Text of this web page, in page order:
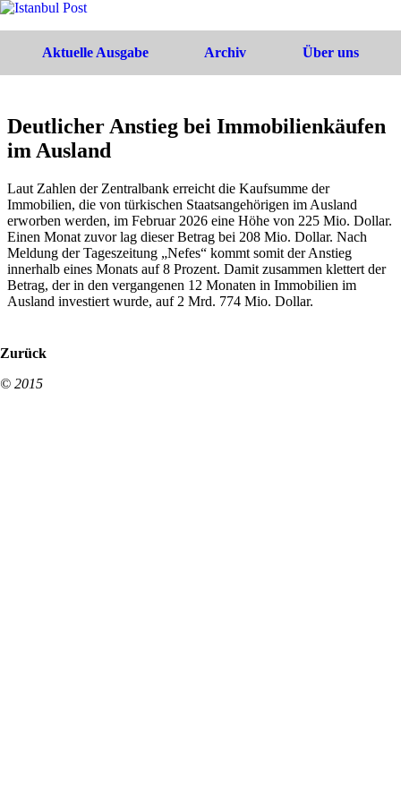
Aktuelle Ausgabe Archiv Über uns
Deutlicher Anstieg bei Immobilienkäufen
im Ausland
Laut Zahlen der Zentralbank erreicht die Kaufsumme der
Immobilien, die von türkischen Staatsangehörigen im Ausland
erworben werden, im Februar 2026 eine Höhe von 225 Mio. Dollar.
Einen Monat zuvor lag dieser Betrag bei 208 Mio. Dollar. Nach
Meldung der Tageszeitung „Nefes“ kommt somit der Anstieg
innerhalb eines Monats auf 8 Prozent. Damit zusammen klettert der
Betrag, der in den vergangenen 12 Monaten in Immobilien im
Ausland investiert wurde, auf 2 Mrd. 774 Mio. Dollar.
Zurück
© 2015